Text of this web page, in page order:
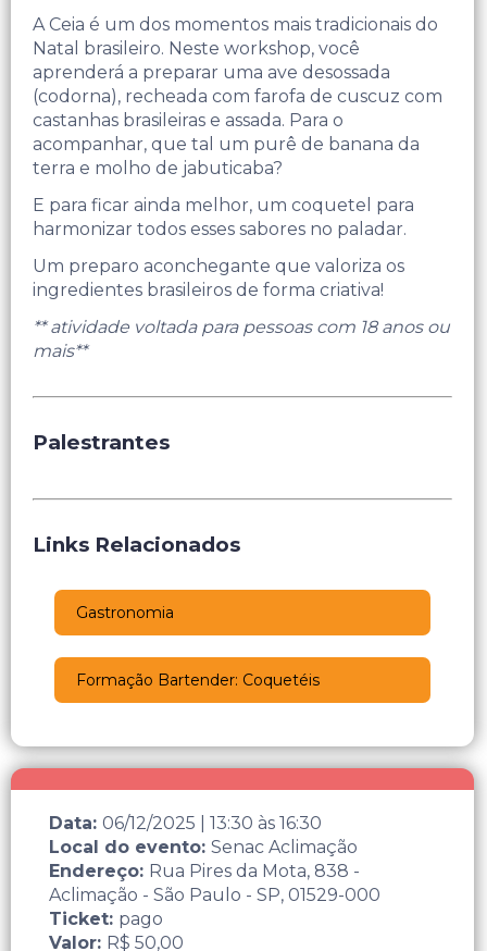
A Ceia é um dos momentos mais tradicionais do
Natal brasileiro. Neste workshop, você
aprenderá a preparar uma ave desossada
(codorna), recheada com farofa de cuscuz com
castanhas brasileiras e assada. Para o
acompanhar, que tal um purê de banana da
terra e molho de jabuticaba?
E para ficar ainda melhor, um coquetel para
harmonizar todos esses sabores no paladar.
Um preparo aconchegante que valoriza os
ingredientes brasileiros de forma criativa!
** atividade voltada para pessoas com 18 anos ou
mais**
Palestrantes
Links Relacionados
Gastronomia
Formação Bartender: Coquetéis
Data: 06/12/2025 13:30 às 16:30
Local do evento: Senac Aclimação
Endereço: Rua Pires da Mota, 838 -
Aclimação - São Paulo - SP, 01529-000
Ticket: pago
Valor: R$ 50,00